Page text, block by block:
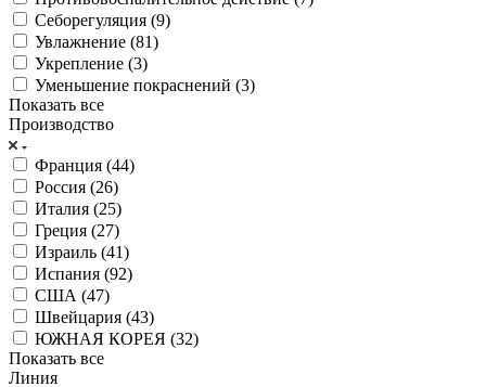
Себорегуляция (9)
Увлажнение (81)
Укрепление (3)
Уменьшение покраснений (3)
Показать все
Производство
Франция (44)
Россия (26)
Италия (25)
Греция (27)
Израиль (41)
Испания (92)
США (47)
Швейцария (43)
ЮЖНАЯ КОРЕЯ (32)
Показать все
Линия